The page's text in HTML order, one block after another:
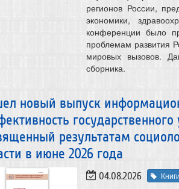
регионов России,
экономики,
конференции было
проблемам развития
мировых вызовов.
сборника.
новый выпуск
результатам
в июне 2026 года
04.08.2026 Книги